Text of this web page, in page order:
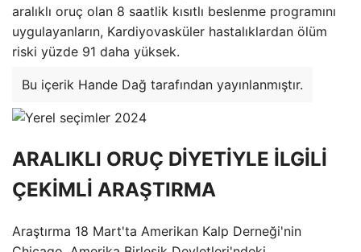
aralıklı oruç olan 8 saatlik kısıtlı beslenme programını
uygulayanların, Kardiyovasküler hastalıklardan ölüm
riski yüzde 91 daha yüksek.
Bu içerik Hande Dağ tarafından yayınlanmıştır.
ARALIKLI ORUÇ DİYETİYLE İLGİLİ
ÇEKİMLİ ARAŞTIRMA
Araştırma 18 Mart'ta Amerikan Kalp Derneği'nin